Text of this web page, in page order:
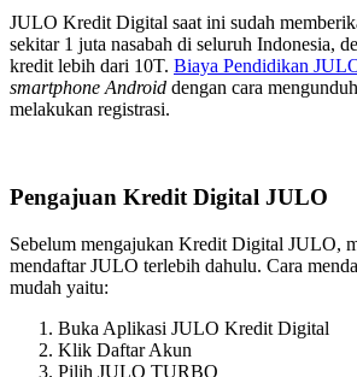
JULO Kredit Digital saat ini sudah
sekitar 1 juta nasabah di seluruh Indonesia,
kredit lebih dari 10T. Biaya Pendidikan
smartphone Android dengan cara
melakukan registrasi.
Pengajuan Kredit Digital JULO
Sebelum mengajukan Kredit Digital JULO,
mendaftar JULO terlebih dahulu. Cara
mudah yaitu:
Buka Aplikasi JULO Kredit Digital
Klik Daftar Akun
Pilih JULO TURBO